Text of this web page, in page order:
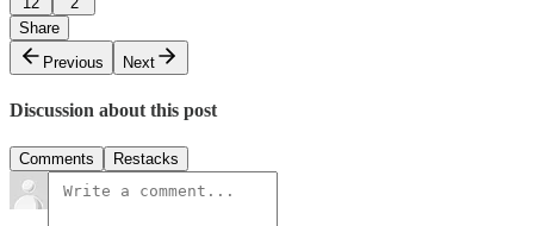
Share
Previous
Next
Discussion about this post
Comments Restacks